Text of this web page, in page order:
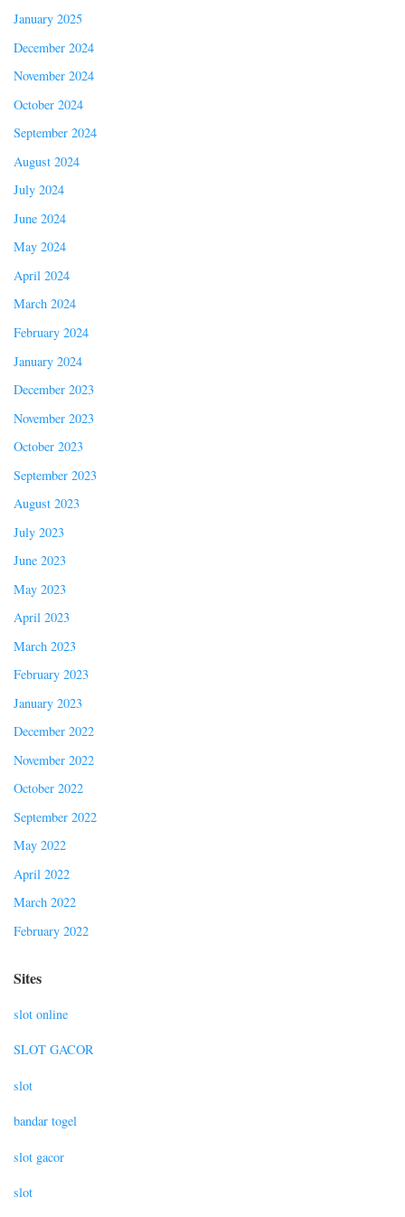
January 2025
December 2024
November 2024
October 2024
September 2024
August 2024
July 2024
June 2024
May 2024
April 2024
March 2024
February 2024
January 2024
December 2023
November 2023
October 2023
September 2023
August 2023
July 2023
June 2023
May 2023
April 2023
March 2023
February 2023
January 2023
December 2022
November 2022
October 2022
September 2022
May 2022
April 2022
March 2022
February 2022
Sites
slot online
SLOT GACOR
slot
bandar togel
slot gacor
slot